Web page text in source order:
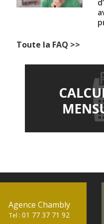
Toute la FAQ >>
Agence Chambly
Tel : 01 77 37 71 92